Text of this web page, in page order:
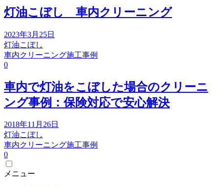
灯油こぼし 車内クリーニング
2023年3月25日
灯油こぼし
車内クリーニング施工事例
0
車内で灯油をこぼした場合のクリーニ
ング事例：保険対応で安心解決
2018年11月26日
灯油こぼし
車内クリーニング施工事例
0
メニュー